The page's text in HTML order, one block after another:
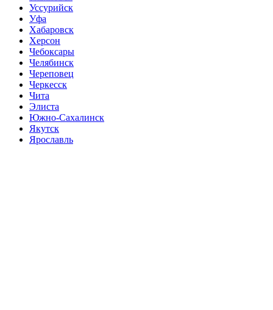
Уссурийск
Уфа
Хабаровск
Херсон
Чебоксары
Челябинск
Череповец
Черкесск
Чита
Элиста
Южно-Сахалинск
Якутск
Ярославль